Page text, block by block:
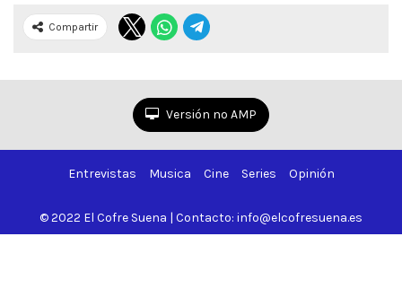
Compartir
Versión no AMP
Entrevistas Musica Cine Series Opinión
© 2022 El Cofre Suena | Contacto: info@elcofresuena.es